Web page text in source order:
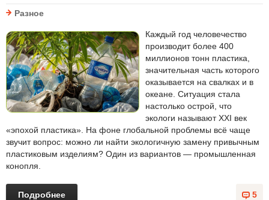
Разное
Каждый год человечество
производит более 400
миллионов тонн пластика,
значительная часть которого
оказывается на свалках и в
океане. Ситуация стала
настолько острой, что
экологи называют XXI век
«эпохой пластика». На фоне глобальной проблемы всё чаще
звучит вопрос: можно ли найти экологичную замену привычным
пластиковым изделиям? Один из вариантов — промышленная
конопля.
5
Подробнее